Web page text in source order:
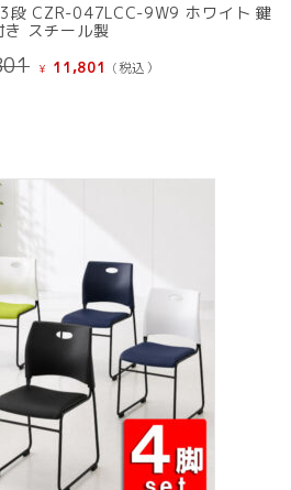
段 CZR-047LCC-9W9 ホワイト 鍵
き スチール製
元
¥ 11,801 現
(税込）